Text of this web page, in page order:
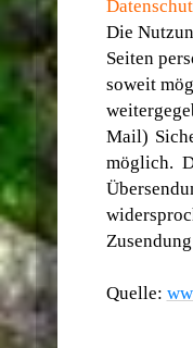
Die
Seiten
soweit
Mail)
möglich.
Quelle: